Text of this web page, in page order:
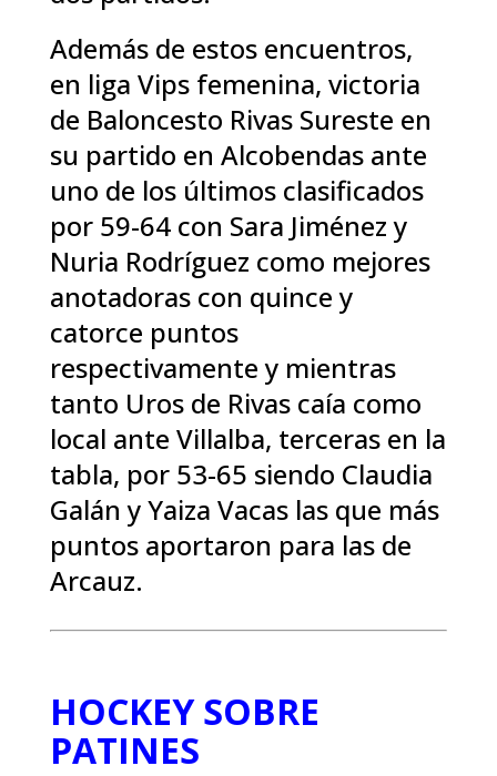
Además de estos encuentros,
en liga Vips femenina, victoria
de Baloncesto Rivas Sureste en
su partido en Alcobendas ante
uno de los últimos clasificados
por 59-64 con Sara Jiménez y
Nuria Rodríguez como mejores
anotadoras con quince y
catorce puntos
respectivamente y mientras
tanto Uros de Rivas caía como
local ante Villalba, terceras en la
tabla, por 53-65 siendo Claudia
Galán y Yaiza Vacas las que más
puntos aportaron para las de
Arcauz.
HOCKEY SOBRE
PATINES